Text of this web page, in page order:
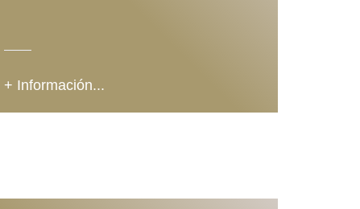
+ Información...